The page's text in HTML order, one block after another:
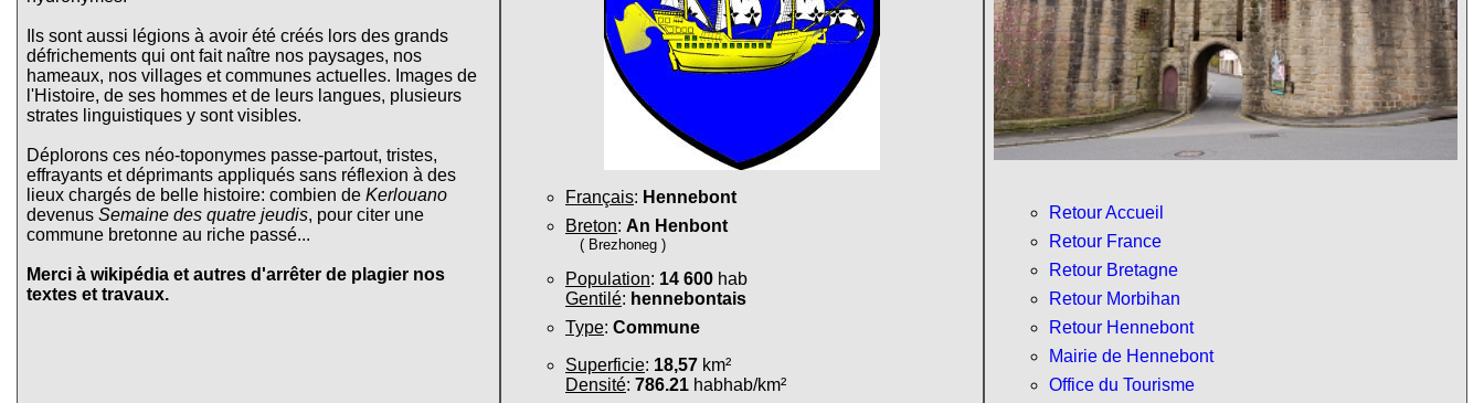
Ils sont aussi légions à avoir été créés lors des grands
défrichements qui ont fait naître nos paysages, nos
hameaux, nos villages et communes actuelles. Images de
l'Histoire, de ses hommes et de leurs langues, plusieurs
strates linguistiques y sont visibles.
Déplorons ces néo-toponymes passe-partout, tristes,
effrayants et déprimants appliqués sans réflexion à des
lieux chargés de belle histoire: combien de Kerlouano
devenus Semaine des quatre jeudis, pour citer une
commune bretonne au riche passé...
Merci à wikipédia et autres d'arrêter de plagier nos
textes et travaux.
Français: Hennebont
Breton: An Henbont
( Brezhoneg )
Population: 14 600 hab
Gentilé: hennebontais
Type: Commune
Superficie: 18,57 km²
Densité: 786.21 habhab/km²
Retour Accueil
Retour France
Retour Bretagne
Retour Morbihan
Retour Hennebont
Mairie de Hennebont
Office du Tourisme